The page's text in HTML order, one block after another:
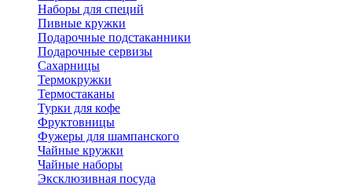
Наборы для специй
Пивные кружки
Подарочные подстаканники
Подарочные сервизы
Сахарницы
Термокружки
Термостаканы
Турки для кофе
Фруктовницы
Фужеры для шампанского
Чайные кружки
Чайные наборы
Эксклюзивная посуда